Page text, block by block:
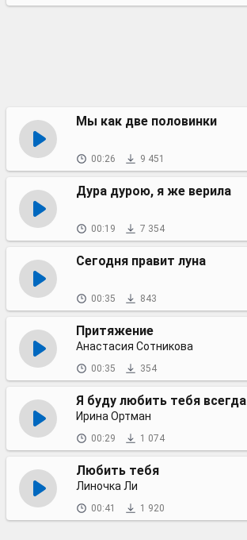
Мы как две половинки
00:26 9 451
Дура дурою, я же верила
00:19 7 354
Сегодня правит луна
00:35 843
Притяжение
Анастасия Сотникова
00:35 354
Я буду любить тебя всегда
Ирина Ортман
00:29 1 074
Любить тебя
Линочка Ли
00:41 1 920